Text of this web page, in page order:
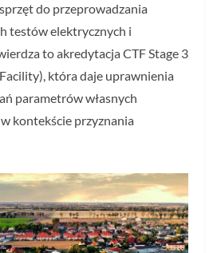
do przeprowadzania
testów elektrycznych i
to akredytacja CTF Stage 3
która daje uprawnienia
parametrów własnych
kontekście przyznania